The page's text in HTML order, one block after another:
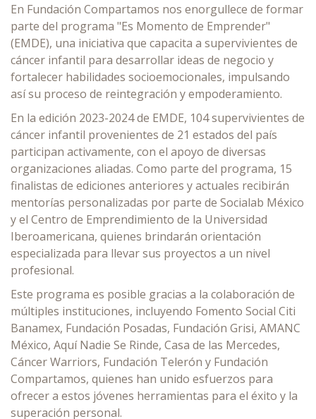
En Fundación Compartamos nos enorgullece de formar
parte del programa "Es Momento de Emprender"
(EMDE), una iniciativa que capacita a supervivientes de
cáncer infantil para desarrollar ideas de negocio y
fortalecer habilidades socioemocionales, impulsando
así su proceso de reintegración y empoderamiento.
En la edición 2023-2024 de EMDE, 104 supervivientes de
cáncer infantil provenientes de 21 estados del país
participan activamente, con el apoyo de diversas
organizaciones aliadas. Como parte del programa, 15
finalistas de ediciones anteriores y actuales recibirán
mentorías personalizadas por parte de Socialab México
y el Centro de Emprendimiento de la Universidad
Iberoamericana, quienes brindarán orientación
especializada para llevar sus proyectos a un nivel
profesional.
Este programa es posible gracias a la colaboración de
múltiples instituciones, incluyendo Fomento Social Citi
Banamex, Fundación Posadas, Fundación Grisi, AMANC
México, Aquí Nadie Se Rinde, Casa de las Mercedes,
Cáncer Warriors, Fundación Telerón y Fundación
Compartamos, quienes han unido esfuerzos para
ofrecer a estos jóvenes herramientas para el éxito y la
superación personal.